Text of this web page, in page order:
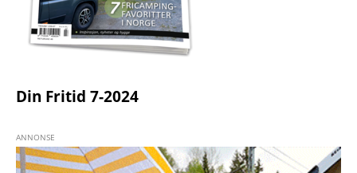
Din Fritid 7-2024